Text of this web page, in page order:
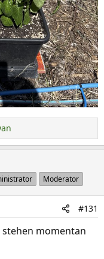
Moderator
#131
stehen momentan